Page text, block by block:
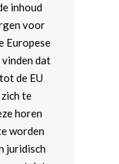
inhoud
voor
Europese
dat
de EU
te
horen
worden
juridisch